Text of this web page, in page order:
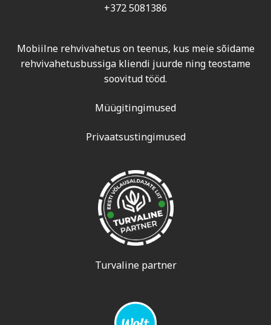
+372 5081386
Mobiilne rehvivahetus on teenus, kus meie sõidame
rehvivahetusbussiga kliendi juurde ning teostame
soovitud tööd.
Müügitingimused
Privaatsustingimused
Turvaline partner